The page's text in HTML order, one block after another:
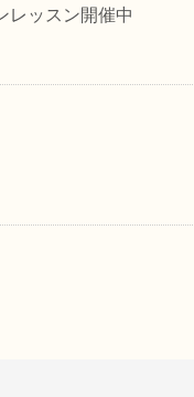
ッスン開催中